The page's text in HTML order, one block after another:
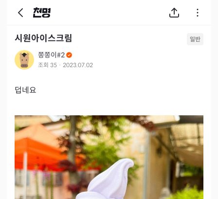
시원아이스크림 일반
쫑쫑이#2
조회 35 · 2023.07.02
덥네요